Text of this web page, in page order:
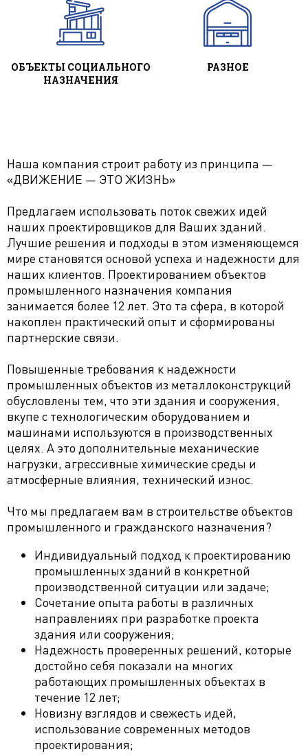
ОБЪЕКТЫ СОЦИАЛЬНОГО
НАЗНАЧЕНИЯ
РАЗНОЕ
Наша компания строит работу из принципа —
«ДВИЖЕНИЕ — ЭТО ЖИЗНЬ»
Предлагаем использовать поток свежих идей
наших проектировщиков для Ваших зданий.
Лучшие решения и подходы в этом изменяющемся
мире становятся основой успеха и надежности для
наших клиентов. Проектированием объектов
промышленного назначения компания
занимается более 12 лет. Это та сфера, в которой
накоплен практический опыт и сформированы
партнерские связи.
Повышенные требования к надежности
промышленных объектов из металлоконструкций
обусловлены тем, что эти здания и сооружения,
вкупе с технологическим оборудованием и
машинами используются в производственных
целях. А это дополнительные механические
нагрузки, агрессивные химические среды и
атмосферные влияния, технический износ.
Что мы предлагаем вам в строительстве объектов
промышленного и гражданского назначения?
Индивидуальный подход к проектированию
промышленных зданий в конкретной
производственной ситуации или задаче;
Сочетание опыта работы в различных
направлениях при разработке проекта
здания или сооружения;
Надежность проверенных решений, которые
достойно себя показали на многих
работающих промышленных объектах в
течение 12 лет;
Новизну взглядов и свежесть идей,
использование современных методов
проектирования;